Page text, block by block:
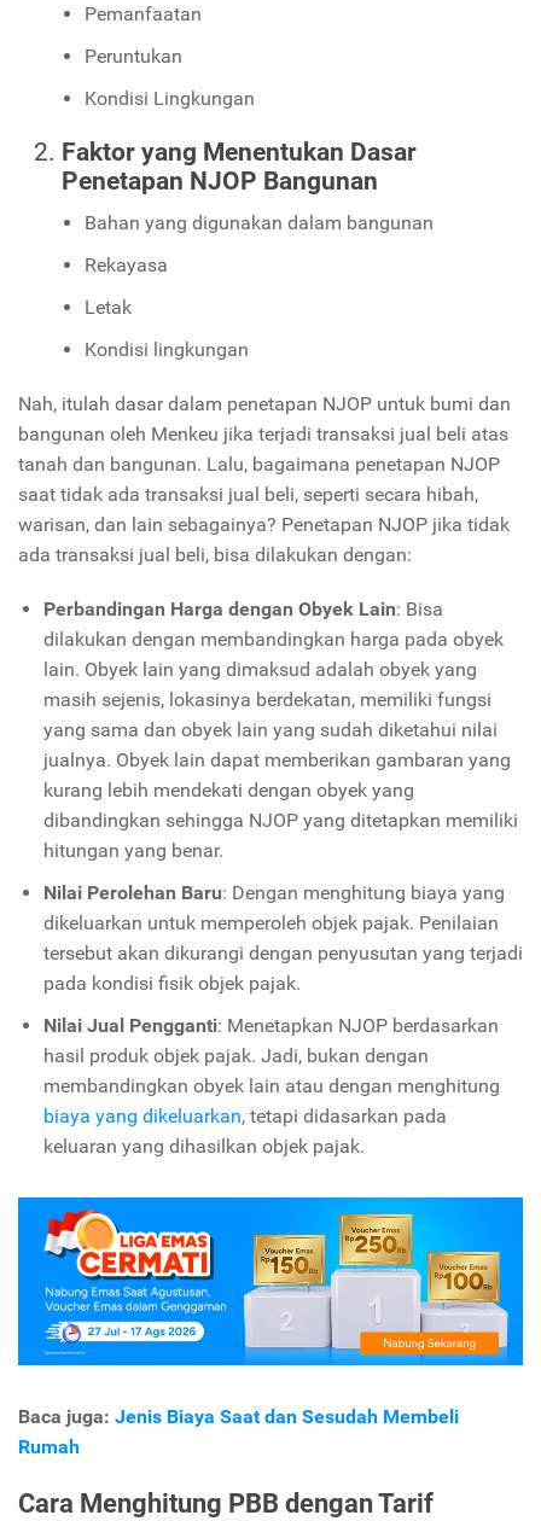
Pemanfaatan
Peruntukan
Kondisi Lingkungan
Faktor yang Menentukan Dasar
Penetapan NJOP Bangunan
Bahan yang digunakan dalam bangunan
Rekayasa
Letak
Kondisi lingkungan
Nah, itulah dasar dalam penetapan NJOP untuk bumi dan
bangunan oleh Menkeu jika terjadi transaksi jual beli atas
tanah dan bangunan. Lalu, bagaimana penetapan NJOP
saat tidak ada transaksi jual beli, seperti secara hibah,
warisan, dan lain sebagainya? Penetapan NJOP jika tidak
ada transaksi jual beli, bisa dilakukan dengan:
Perbandingan Harga dengan Obyek Lain: Bisa
dilakukan dengan membandingkan harga pada obyek
lain. Obyek lain yang dimaksud adalah obyek yang
masih sejenis, lokasinya berdekatan, memiliki fungsi
yang sama dan obyek lain yang sudah diketahui nilai
jualnya. Obyek lain dapat memberikan gambaran yang
kurang lebih mendekati dengan obyek yang
dibandingkan sehingga NJOP yang ditetapkan memiliki
hitungan yang benar.
Nilai Perolehan Baru: Dengan menghitung biaya yang
dikeluarkan untuk memperoleh objek pajak. Penilaian
tersebut akan dikurangi dengan penyusutan yang terjadi
pada kondisi fisik objek pajak.
Nilai Jual Pengganti: Menetapkan NJOP berdasarkan
hasil produk objek pajak. Jadi, bukan dengan
membandingkan obyek lain atau dengan menghitung
biaya yang dikeluarkan, tetapi didasarkan pada
keluaran yang dihasilkan objek pajak.
Baca juga: Jenis Biaya Saat dan Sesudah Membeli
Rumah
Cara Menghitung PBB dengan Tarif